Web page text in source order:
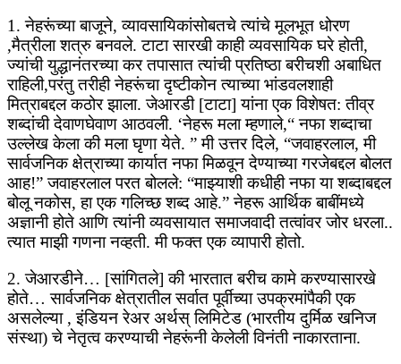
1. नेहरूंच्या बाजूने, व्यावसायिकांसोबतचे त्यांचे मूलभूत धोरण
,मैत्रीला शत्रु बनवले. टाटा सारखी काही व्यवसायिक घरे होती,
ज्यांची युद्धानंतरच्या कर तपासात त्यांची प्रतिष्ठा बरीचशी अबाधित
राहिली,परंतु तरीही नेहरूंचा दृष्टीकोन त्याच्या भांडवलशाही
मित्राबद्दल कठोर झाला. जेआरडी [टाटा] यांना एक विशेषत: तीव्र
शब्दांची देवाणघेवाण आठवली. ‘नेहरू मला म्हणाले,“ नफा शब्दाचा
उल्लेख केला की मला घृणा येते. ” मी उत्तर दिले, “जवाहरलाल, मी
सार्वजनिक क्षेत्राच्या कार्यात नफा मिळवून देण्याच्या गरजेबद्दल बोलत
आह!” जवाहरलाल परत बोलले: “माझ्याशी कधीही नफा या शब्दाबद्दल
बोलू नकोस, हा एक गलिच्छ शब्द आहे.” नेहरू आर्थिक बाबींमध्ये
अज्ञानी होते आणि त्यांनी व्यवसायात समाजवादी तत्वांवर जोर धरला..
त्यात माझी गणना नव्हती. मी फक्त एक व्यापारी होतो.
2. जेआरडीने… [सांगितले] की भारतात बरीच कामे करण्यासारखे
होते… सार्वजनिक क्षेत्रातील सर्वात पूर्वीच्या उपक्रमांपैकी एक
असलेल्या , इंडियन रेअर अर्थस् लिमिटेड (भारतीय दुर्मिळ खनिज
संस्था) चे नेतृत्व करण्याची नेहरूंनी केलेली विनंती नाकारताना.